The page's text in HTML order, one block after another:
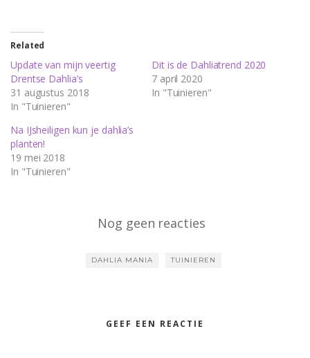
Related
Update van mijn veertig
Drentse Dahlia’s
31 augustus 2018
In "Tuinieren"
Dit is de Dahliatrend 2020
7 april 2020
In "Tuinieren"
Na IJsheiligen kun je dahlia’s
planten!
19 mei 2018
In "Tuinieren"
Nog geen reacties
DAHLIA MANIA TUINIEREN
GEEF EEN REACTIE